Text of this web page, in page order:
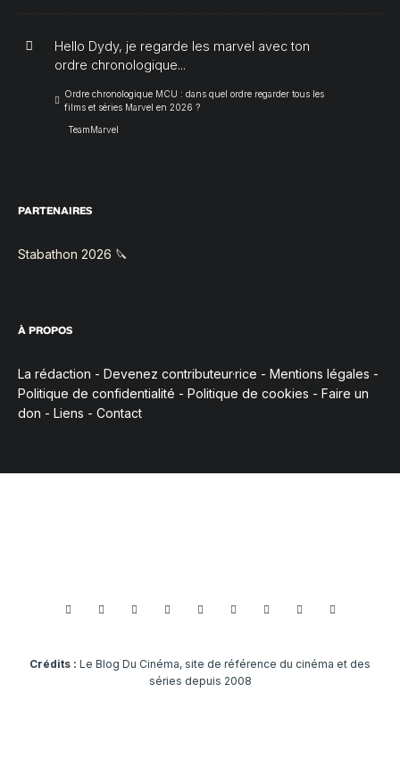
Hello Dydy, je regarde les marvel avec ton
ordre chronologique...
Ordre chronologique MCU : dans quel ordre regarder tous les
films et séries Marvel en 2026 ?
TeamMarvel
PARTENAIRES
Stabathon 2026 🔪
À PROPOS
La rédaction - Devenez contributeur·rice - Mentions légales -
Politique de confidentialité - Politique de cookies - Faire un
don - Liens - Contact
Crédits : Le Blog Du Cinéma, site de référence du cinéma et des
séries depuis 2008